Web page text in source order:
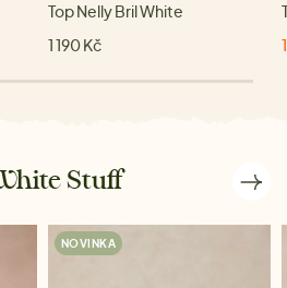
Top Nelly Bril White
1 190 Kč
Stuff
NOVINKA